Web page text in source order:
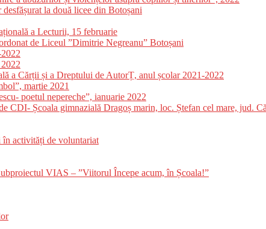
la două licee din Botoșani
a Lecturii, 15 februarie
de Liceul ”Dimitrie Negreanu” Botoșani
a Cărții și a Dreptului de AutorȚ, anul școlar 2021-2022
martie 2021
poetul nepereche”, ianuarie 2022
CDI- Școala gimnazială Dragoș marin, loc. Ștefan cel mare, jud.
activități de voluntariat
VIAS – ”Viitorul Începe acum, în Școala!”